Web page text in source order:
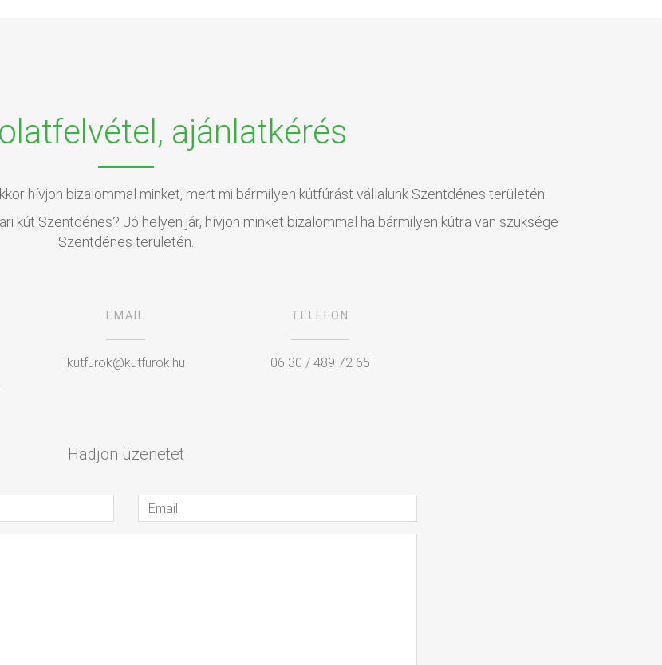
ajánlatkérés
hívjon bizalommal minket, mert mi bármilyen kútfúrást vállalunk Szentdénes területén.
kút Szentdénes? Jó helyen jár, hívjon minket bizalommal ha bármilyen kútra van szüksége
Szentdénes területén.
EMAIL
kutfurok@kutfurok.hu
TELEFON
06 30 / 489 72 65
Hadjon üzenetet